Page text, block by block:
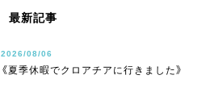
最新記事
2026/08/06
《夏季休暇でクロアチアに行きました》